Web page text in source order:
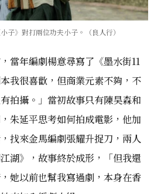
子》對打兩位功夫小子。（良人行）
當年編劇楊意尋寫了《墨水街11
我很喜歡，但商業元素不夠，不
拍攝。」當初故事只有陳昊森和
朱延平思考如何拍成電影，他加
找來金馬編劇張耀升捉刀，兩人
湖》，故事終於成形，「但我還
她以前也幫我寫過劇，本身在香